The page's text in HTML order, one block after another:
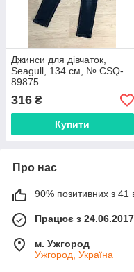
Джинси для дівчаток,
Seagull, 134 см, № CSQ-
89875
316 ₴
Купити
Про нас
90% позитивних з 41
Працює з 24.06.2017
м. Ужгород
Ужгород, Україна